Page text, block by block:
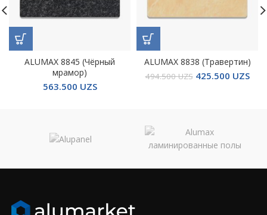
ALUMAX 8845 (Чёрный
мрамор)
563.500 UZS
ALUMAX 8838 (Травертин)
494.500UZS 425.500 UZS